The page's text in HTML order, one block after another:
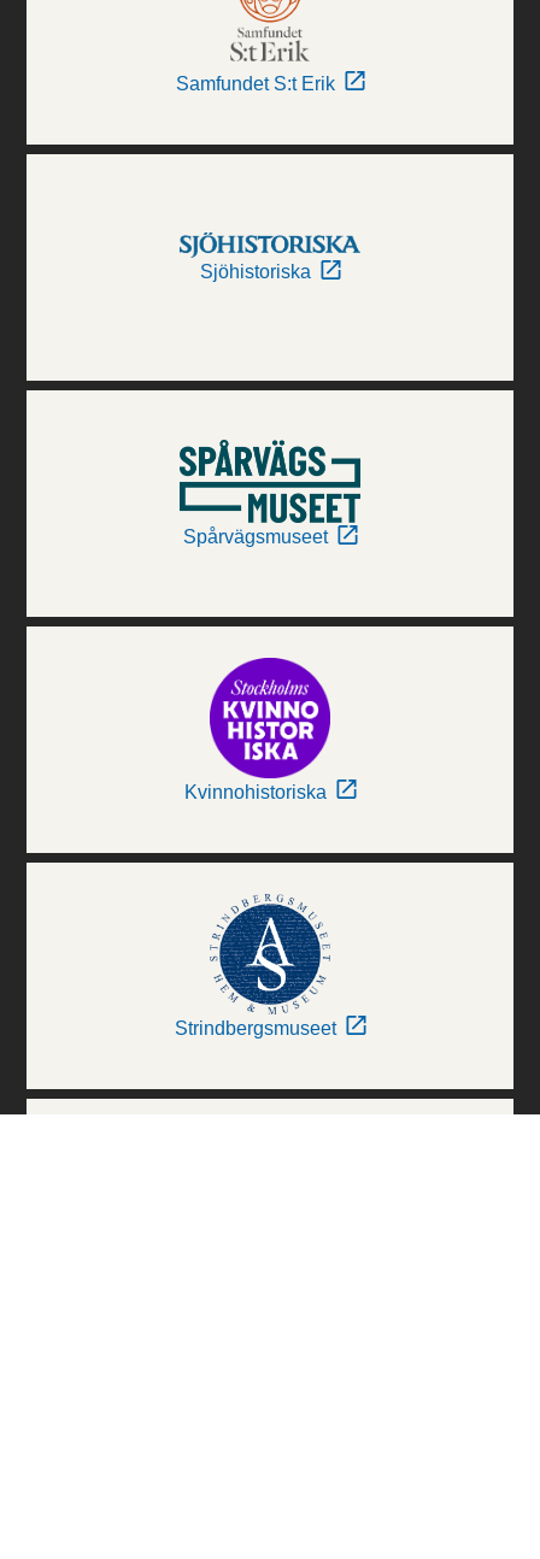
Samfundet S:t Erik
Sjöhistoriska
Spårvägsmuseet
Kvinnohistoriska
Strindbergsmuseet